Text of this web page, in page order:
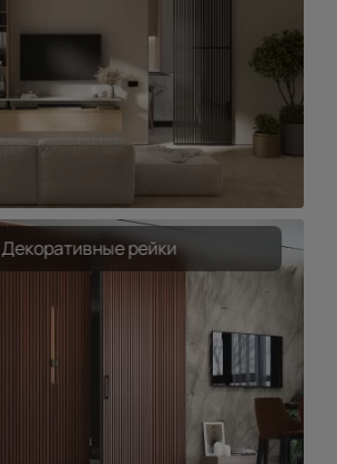
Декоративные рейки